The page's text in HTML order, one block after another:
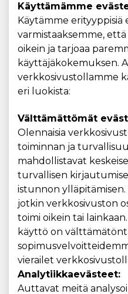
Käyttämämme
Käytämme erityyppisiä
varmistaaksemme,
oikein ja tarjoaa
käyttäjäkokemuksen.
verkkosivustollamme
eri luokista:
Välttämättömät
Olennaisia
toiminnan ja
mahdollistavat
turvallisen
istunnon
jotkin verkkosivuston
toimi oikein tai
käyttö on
vierailet
Analytiikkaevästeet:
Auttavat meitä